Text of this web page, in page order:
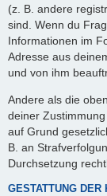
(z. B. andere
sind. Wenn du
Informationen im
Adresse aus
und von ihm
Andere als die
deiner
auf Grund
B. an
Durchsetzung
GESTATTUNG DER